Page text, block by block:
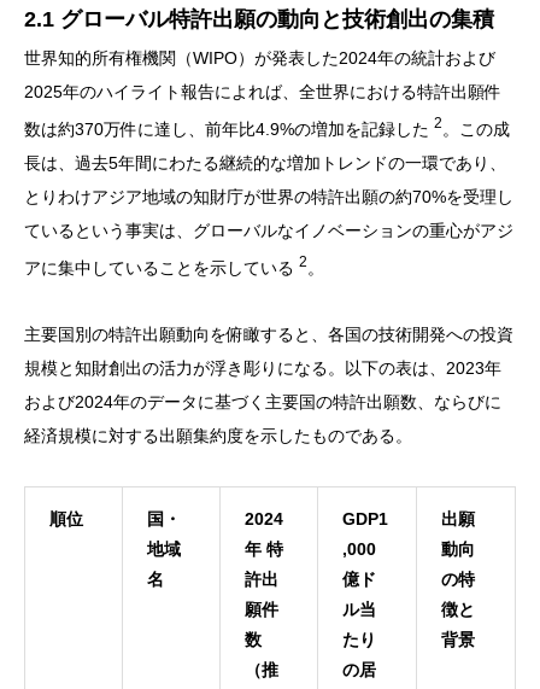
2.1 グローバル特許出願の動向と技術創出の集積
世界知的所有権機関（WIPO）が発表した2024年の統計および
2025年のハイライト報告によれば、全世界における特許出願件
数は約370万件に達し、前年比4.9%の増加を記録した 2 。この成
長は、過去5年間にわたる継続的な増加トレンドの一環であり、
とりわけアジア地域の知財庁が世界の特許出願の約70%を受理し
ているという事実は、グローバルなイノベーションの重心がアジ
アに集中していることを示している 2 。
主要国別の特許出願動向を俯瞰すると、各国の技術開発への投資
規模と知財創出の活力が浮き彫りになる。以下の表は、2023年
および2024年のデータに基づく主要国の特許出願数、ならびに
経済規模に対する出願集約度を示したものである。
順位
国・
地域
名
2024
年 特
許出
願件
数
（推
GDP1
,000
億ド
ル当
たり
の居
出願
動向
の特
徴と
背景